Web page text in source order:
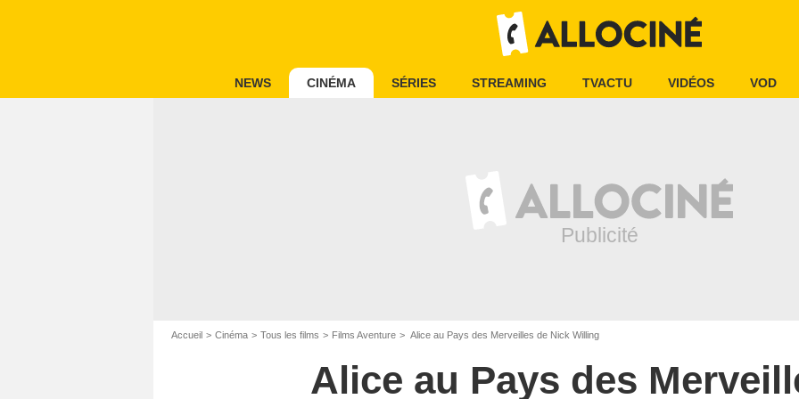
NEWS CINÉMA SÉRIES STREAMING TVACTU VIDÉOS VOD
Accueil Cinéma Tous les films Films Aventure Alice au Pays des Merveilles de Nick Willing
Alice au Pays des